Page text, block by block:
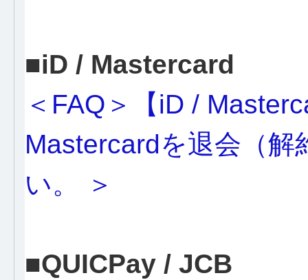
■iD / Mastercard
＜FAQ＞【iD /
Mastercardを退会（
い。 ＞
■QUICPay / JCB